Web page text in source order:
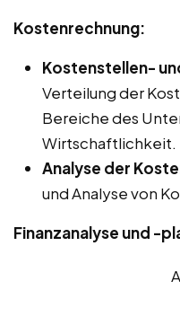
Kostenrechnung:
Kostenstellen-
Verteilung der
Bereiche des
Wirtschaftlichkeit.
Analyse der
und Analyse von
Finanzanalyse und -